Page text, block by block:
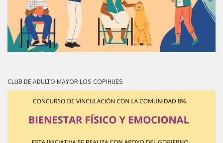
CLUB DE ADULTO MAYOR LOS COPIHUES